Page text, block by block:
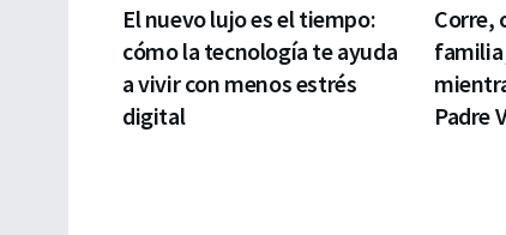
El nuevo lujo es el tiempo:
cómo la tecnología te ayuda
a vivir con menos estrés
digital
Corre,
Padre